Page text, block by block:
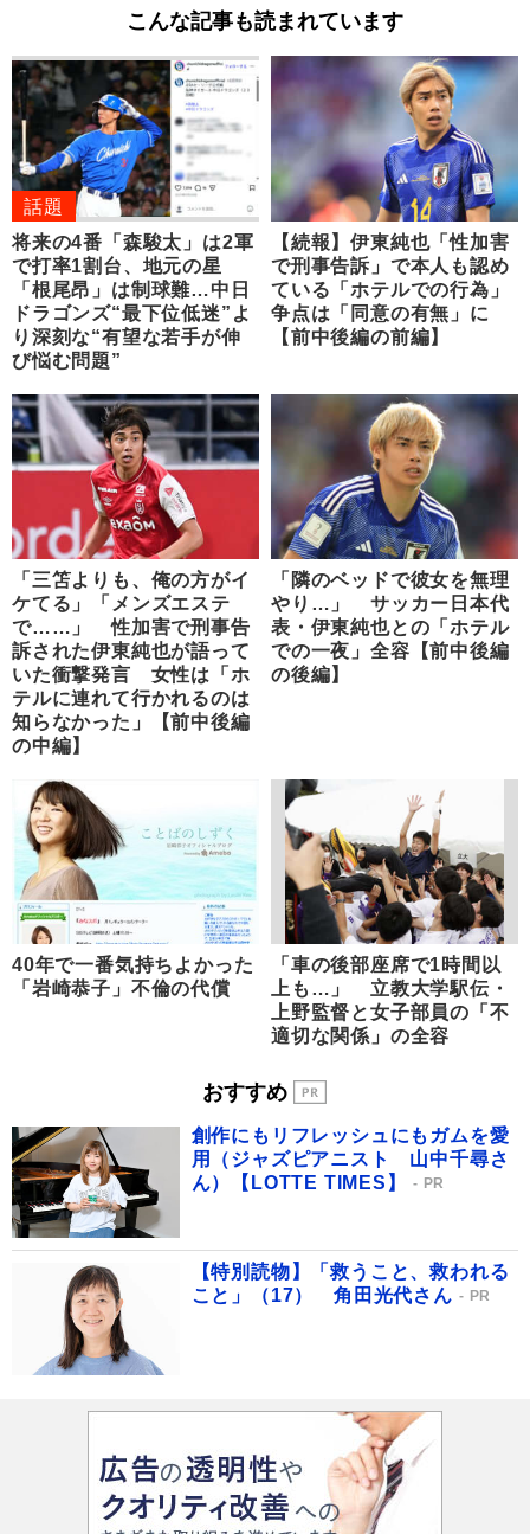
こんな記事も読まれています
話題
将来の4番「森駿太」は2軍
で打率1割台、地元の星
「根尾昂」は制球難…中日
ドラゴンズ“最下位低迷”よ
り深刻な“有望な若手が伸
び悩む問題”
【続報】伊東純也「性加害
で刑事告訴」で本人も認め
ている「ホテルでの行為」
争点は「同意の有無」に
【前中後編の前編】
「三笘よりも、俺の方がイ
ケてる」「メンズエステ
で……」 性加害で刑事告
訴された伊東純也が語って
いた衝撃発言 女性は「ホ
テルに連れて行かれるのは
知らなかった」【前中後編
の中編】
「隣のベッドで彼女を無理
やり…」 サッカー日本代
表・伊東純也との「ホテル
での一夜」全容【前中後編
の後編】
40年で一番気持ちよかった
「岩崎恭子」不倫の代償
「車の後部座席で1時間以
上も…」 立教大学駅伝・
上野監督と女子部員の「不
適切な関係」の全容
おすすめ
創作にもリフレッシュにもガムを愛
用（ジャズピアニスト 山中千尋さ
ん）【LOTTE TIMES】
PR
【特別読物】「救うこと、救われる
こと」（17） 角田光代さん
PR